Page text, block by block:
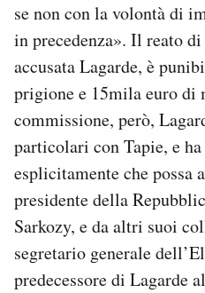
se non con la volontà di
in precedenza». Il reato
accusata Lagarde, è
prigione e 15mila euro di
commissione, però,
particolari con Tapie, e
esplicitamente che possa
presidente della
Sarkozy, e da altri suoi
segretario generale
predecessore di Lagarde